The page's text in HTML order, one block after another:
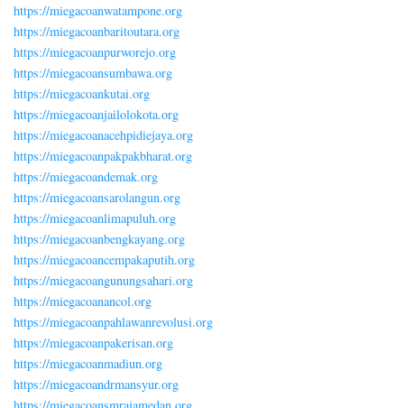
https://miegacoanwatampone.org
https://miegacoanbaritoutara.org
https://miegacoanpurworejo.org
https://miegacoansumbawa.org
https://miegacoankutai.org
https://miegacoanjailolokota.org
https://miegacoanacehpidiejaya.org
https://miegacoanpakpakbharat.org
https://miegacoandemak.org
https://miegacoansarolangun.org
https://miegacoanlimapuluh.org
https://miegacoanbengkayang.org
https://miegacoancempakaputih.org
https://miegacoangunungsahari.org
https://miegacoanancol.org
https://miegacoanpahlawanrevolusi.org
https://miegacoanpakerisan.org
https://miegacoanmadiun.org
https://miegacoandrmansyur.org
https://miegacoansmrajamedan.org